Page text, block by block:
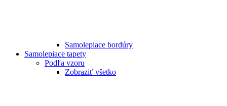
Samolepiace bordúry
Samolepiace tapety
Podľa vzoru
Zobraziť všetko